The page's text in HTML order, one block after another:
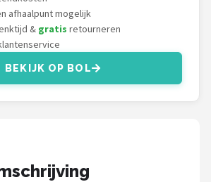
afhaalpunt mogelijk
& gratis retourneren
BEKIJK OP BOL